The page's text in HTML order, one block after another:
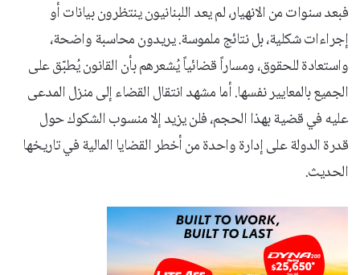
فبعد سنوات من الانهيار، لم يعد اللبنانيون ينتظرون بيانات أو
إجراءات شكلية، بل نتائج ملموسة. يريدون محاسبة واضحة،
واستعادة للحقوق، ومساراً قضائياً يُشعرهم بأن القانون يُطبّق على
الجميع بالمعايير نفسها. أما مشهد انتقال القضاء إلى منزل المدعى
عليه في قضية بهذا الحجم، فلن يزيد إلا منسوب الشكوك حول
قدرة الدولة على إدارة واحدة من أخطر القضايا المالية في تاريخها
الحديث.